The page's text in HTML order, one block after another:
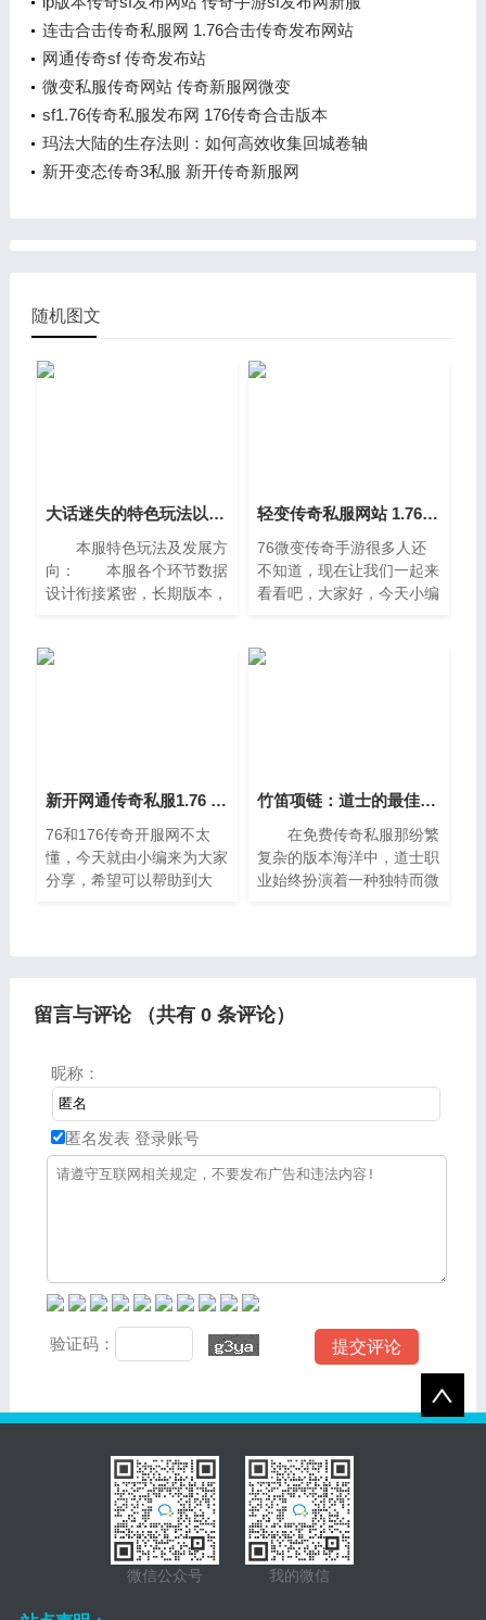
连击合击传奇私服网 1.76合击传奇发布网站
网通传奇sf 传奇发布站
微变私服传奇网站 传奇新服网微变
sf1.76传奇私服发布网 176传奇合击版本
玛法大陆的生存法则：如何高效收集回城卷轴
新开变态传奇3私服 新开传奇新服网
随机图文
大话迷失的特色玩法以及发展方向
本服特色玩法及发展方
向： 本服各个环节数据
设计衔接紧密，长期版本，
打到一切(专为散人打造一
轻变传奇私服网站 1.76微变传奇手游
76微变传奇手游很多人还
不知道，现在让我们一起来
看看吧，大家好，今天小编
个传奇外传私服好玩50
新开网通传奇私服1.76 176传奇开服网
76和176传奇开服网不太
懂，今天就由小编来为大家
分享，希望可以帮助到大
竹笛项链：道士的最佳隐性装备
在免费传奇私服那纷繁
复杂的版本海洋中，道士职
业始终扮演着一种独特而微
留言与评论 （共有 0条评论）
昵称：
匿名发表 登录账号
验证码：
微信公众号 我的微信